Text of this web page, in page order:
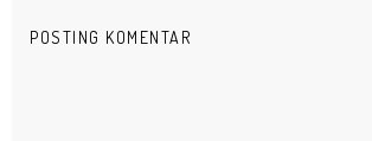
POSTING KOMENTAR